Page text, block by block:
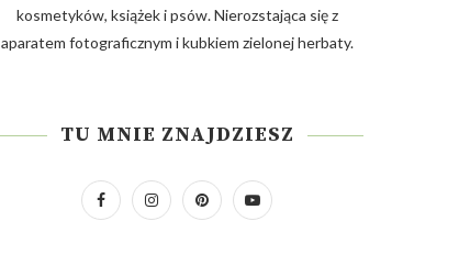
kosmetyków, książek i psów. Nierozstająca się z
aparatem fotograficznym i kubkiem zielonej herbaty.
TU MNIE ZNAJDZIESZ